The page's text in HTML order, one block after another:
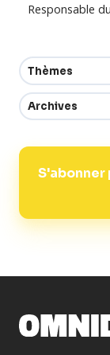
Responsable
Thèmes
Archives
S'abonner